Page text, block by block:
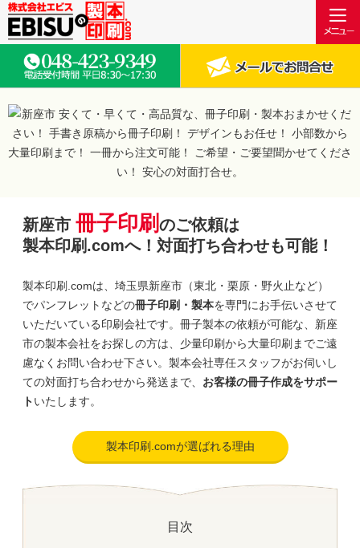
新座市 冊子印刷 のご依頼は
製本印刷.comへ！対面打ち合わせも可能！
製本印刷.comは、埼玉県新座市（東北・栗原・野火止など）
でパンフレットなどの冊子印刷・製本を専門にお手伝いさせて
いただいている印刷会社です。冊子製本の依頼が可能な、新座
市の製本会社をお探しの方は、少量印刷から大量印刷までご遠
慮なくお問い合わせ下さい。製本会社専任スタッフがお伺いし
ての対面打ち合わせから発送まで、 お客様の冊子作成をサポー
トいたします。
製本印刷.comが選ばれる理由
目次